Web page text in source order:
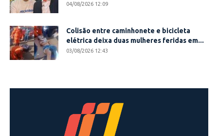
04/08/2026 12:09
Colisão entre caminhonete e bicicleta
elétrica deixa duas mulheres feridas em...
03/08/2026 12:43